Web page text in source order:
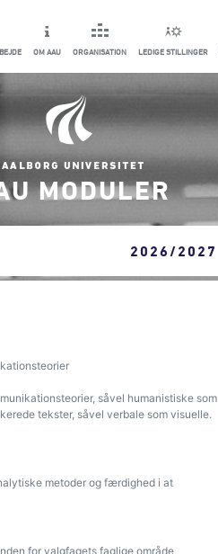
OM AAU ORGANISATION LEDIGE STILLINGER
MODULER
2026/2027
såvel humanistiske som
tekster, såvel verbale som visuelle.
metoder og færdighed i at
for valgfagets faglige område